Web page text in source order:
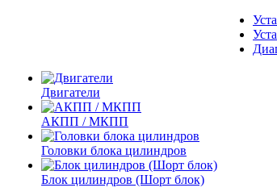
Двигатели
АКПП / МКПП
Головки блока цилиндров
Блок цилиндров (Шорт блок)